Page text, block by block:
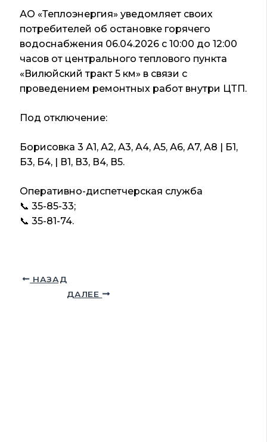
АО «Теплоэнергия» уведомляет своих
потребителей об остановке горячего
водоснабжения 06.04.2026 с 10:00 до 12:00
часов от центрального теплового пункта
«Вилюйский тракт 5 км» в связи с
проведением ремонтных работ внутри ЦТП.
Под отключение:
Борисовка 3 А1, А2, А3, А4, А5, А6, А7, А8 | Б1,
Б3, Б4, | В1, В3, В4, В5.
Оперативно-диспетчерская служба
📞 35-85-33;
📞 35-81-74.
НАЗАД
ДАЛЕЕ